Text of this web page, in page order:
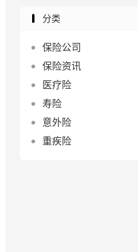
分类
保险公司
保险资讯
医疗险
寿险
意外险
重疾险